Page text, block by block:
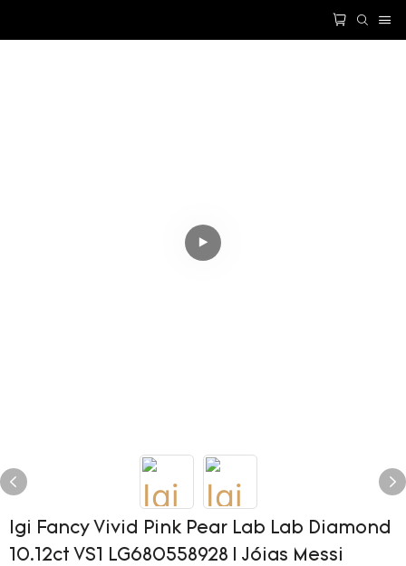
Igi Fancy Vivid Pink Pear Lab Lab Diamond
10.12ct VS1 LG680558928 | Jóias Messi